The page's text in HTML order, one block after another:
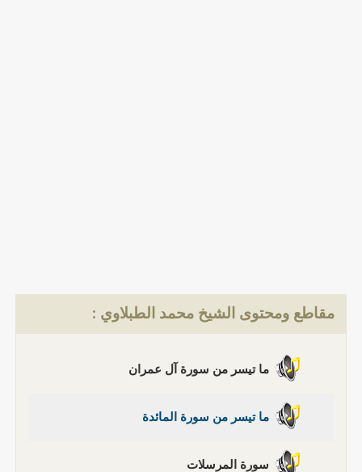
مقاطع ومحتوى الشيخ محمد الطبلاوي :
ما تيسر من سورة آل عمران
ما تيسر من سورة المائدة
سورة المرسلات